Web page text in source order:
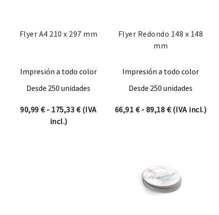
Flyer A4 210 x 297 mm
Impresión a todo color
Desde 250 unidades
90,99€ - 175,33 €Rango de precios: desde 90,99 € hasta
(IVA
incl.)
Flyer Redondo 148 x 148
mm
Impresión a todo color
Desde 250 unidades
66,91 € - 89,18 €Rango de
(IVA incl.)